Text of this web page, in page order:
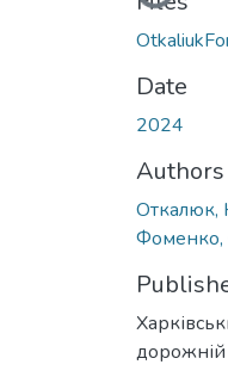
Date
2024
Authors
Откалюк,
Фоменко,
дорожній